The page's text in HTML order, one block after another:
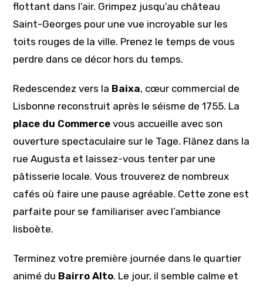
flottant dans l’air. Grimpez jusqu’au château
Saint-Georges pour une vue incroyable sur les
toits rouges de la ville. Prenez le temps de vous
perdre dans ce décor hors du temps.
Redescendez vers la Baixa, cœur commercial de
Lisbonne reconstruit après le séisme de 1755. La
place du Commerce vous accueille avec son
ouverture spectaculaire sur le Tage. Flânez dans la
rue Augusta et laissez-vous tenter par une
pâtisserie locale. Vous trouverez de nombreux
cafés où faire une pause agréable. Cette zone est
parfaite pour se familiariser avec l’ambiance
lisboète.
Terminez votre première journée dans le quartier
animé du Bairro Alto. Le jour, il semble calme et